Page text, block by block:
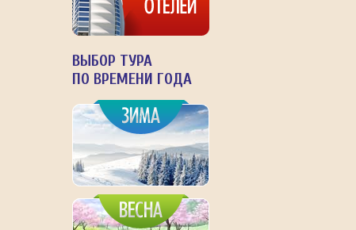
ВЫБОР ТУРА
ПО ВРЕМЕНИ ГОДА